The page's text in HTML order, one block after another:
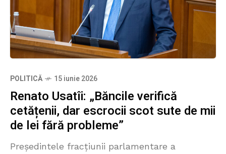
POLITICĂ 15 iunie 2026
Renato Usatîi: „Băncile verifică
cetățenii, dar escrocii scot sute de mii
de lei fără probleme”
Președintele fracțiunii parlamentare a